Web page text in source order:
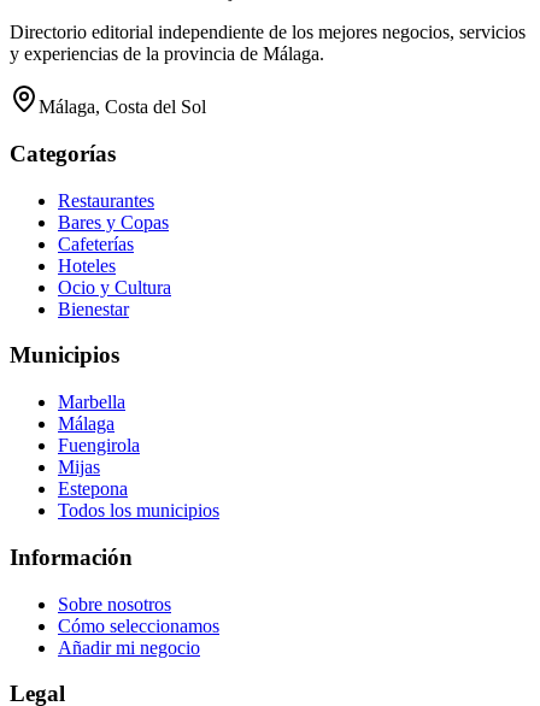
Directorio editorial independiente de los mejores negocios, servicios
y experiencias de la provincia de Málaga.
Málaga, Costa del Sol
Categorías
Restaurantes
Bares y Copas
Cafeterías
Hoteles
Ocio y Cultura
Bienestar
Municipios
Marbella
Málaga
Fuengirola
Mijas
Estepona
Todos los municipios
Información
Sobre nosotros
Cómo seleccionamos
Añadir mi negocio
Legal